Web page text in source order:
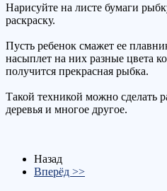
Нарисуйте на листе бумаги
раскраску.
Пусть ребенок смажет ее
насыплет на них разные цвета
получится прекрасная рыбка.
Такой техникой можно сделать
деревья и многое другое.
Назад
Вперёд >>